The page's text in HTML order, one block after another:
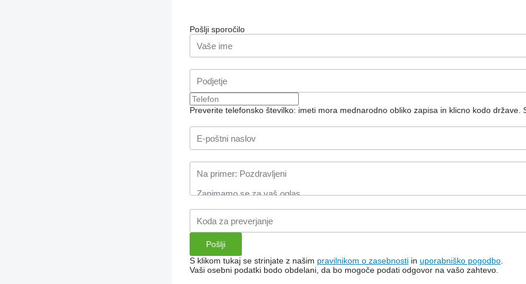
Pošlji sporočilo
Preverite telefonsko številko: imeti mora mednarodno obliko zapisa in klicno kodo države.
S klikom tukaj se strinjate z našim pravilnikom o zasebnostiin uporabniško pogodbo.
Vaši osebni podatki bodo obdelani, da bo mogoče podati odgovor na vašo zahtevo.